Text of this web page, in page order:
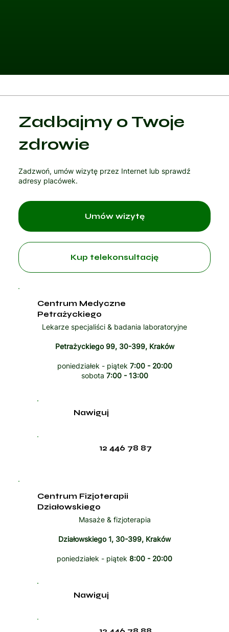
Zadbajmy o Twoje
zdrowie
Zadzwoń, umów wizytę przez Internet lub sprawdź
adresy placówek.
Kup telekonsultację
Centrum Medyczne
Petrażyckiego
Lekarze specjaliści & badania laboratoryjne
Petrażyckiego 99, 30-399, Kraków
poniedziałek - piątek 7:00 - 20:00
sobota 7:00 - 13:00
12 446 78 87
Nawiguj
Centrum Fizjoterapii
Działowskiego
Masaże & fizjoterapia
Działowskiego 1, 30-399, Kraków
poniedziałek - piątek 8:00 - 20:00
Nawiguj
Umów wizytę